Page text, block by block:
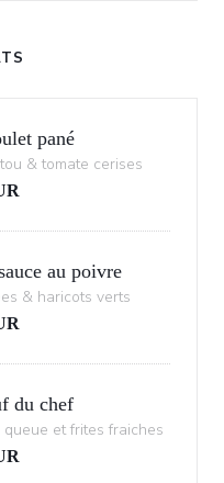
pané
& tomate cerises
au poivre
& haricots verts
du chef
et frites fraiches